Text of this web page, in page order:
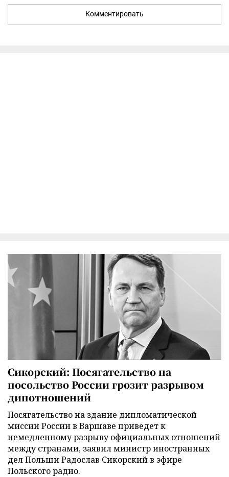
Комментировать
Сикорский: Посягательство на
посольство России грозит разрывом
дипотношений
Посягательство на здание дипломатической
миссии России в Варшаве приведет к
немедленному разрыву официальных отношений
между странами, заявил министр иностранных
дел Польши Радослав Сикорский в эфире
Польского радио.